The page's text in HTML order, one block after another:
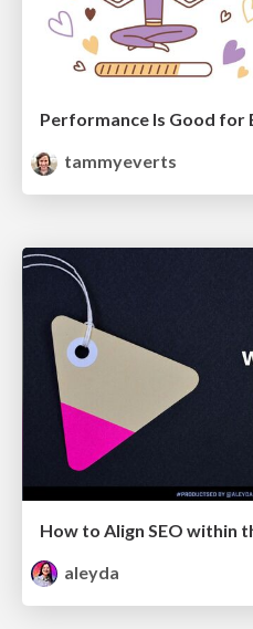
tammyeverts
aleyda